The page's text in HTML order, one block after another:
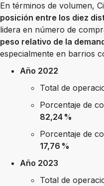
En términos de volumen,
posición entre los diez
lidera en número de
peso relativo de la
especialmente en barrios
Año 2022
Total de
Porcentaje de
82,24 %
Porcentaje de
17,76 %
Año 2023
Total de